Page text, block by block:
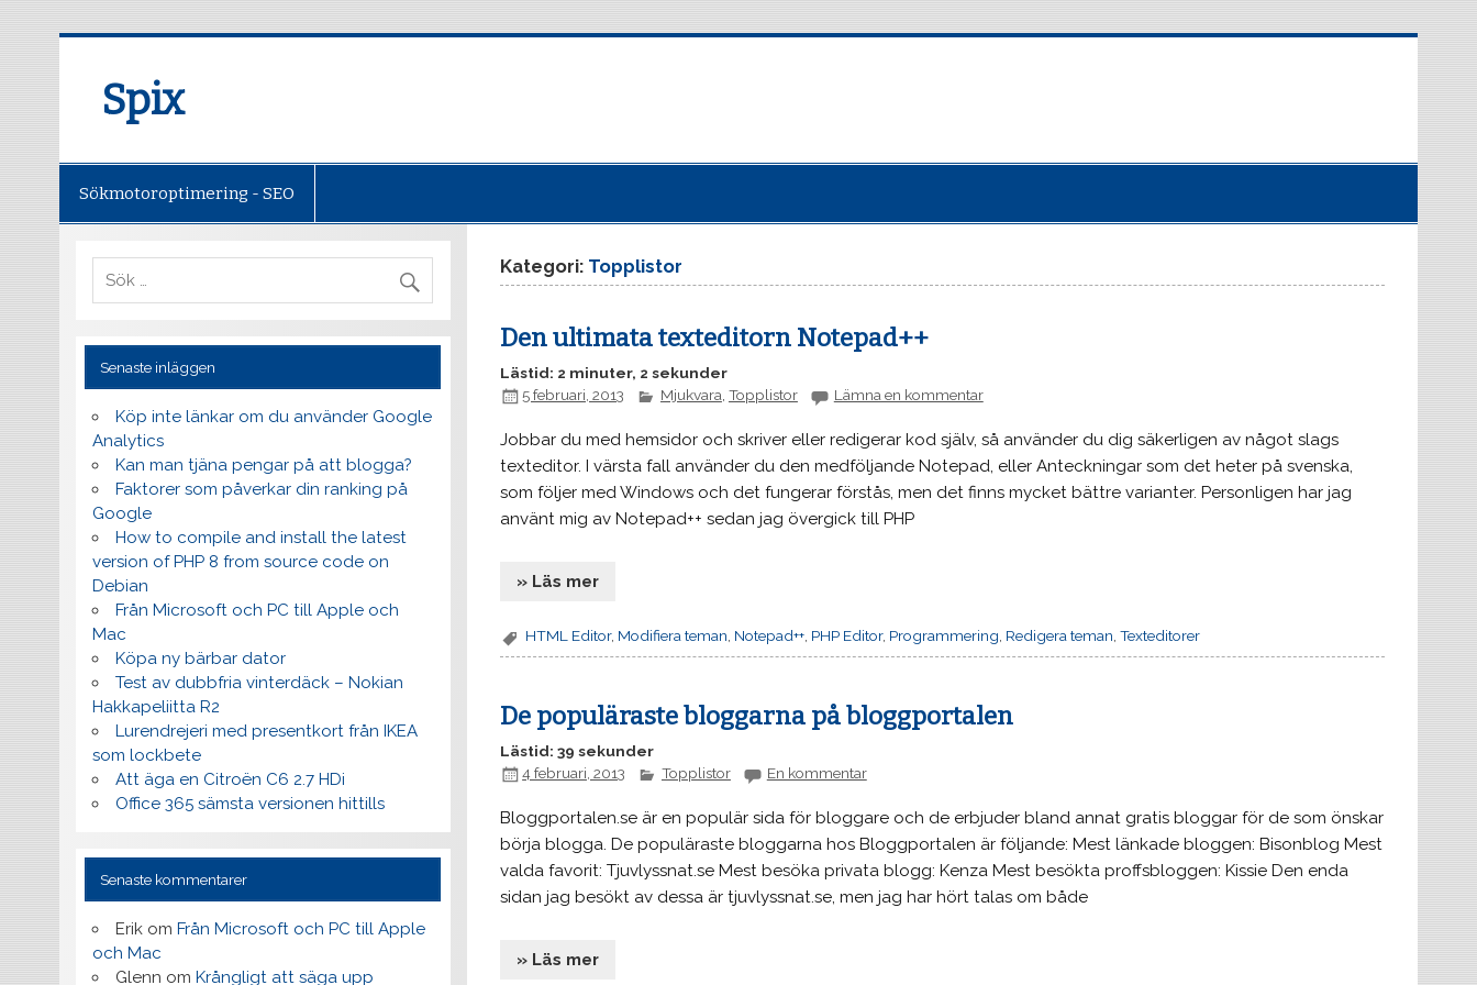
Spix
Sökmotoroptimering - SEO
Kategori: Topplistor
Den ultimata texteditorn Notepad++
Lästid: 2 minuter, 2 sekunder
5 februari, 2013
Mjukvara, Topplistor Lämna en kommentar
Jobbar du med hemsidor och skriver eller redigerar kod själv, så använder du dig säkerligen av något slags
texteditor. I värsta fall använder du den medföljande Notepad, eller Anteckningar som det heter på svenska,
som följer med Windows och det fungerar förstås, men det finns mycket bättre varianter. Personligen har jag
använt mig av Notepad++ sedan jag övergick till PHP
» Läs mer
HTML Editor, Modifiera teman, Notepad++, PHP Editor, Programmering, Redigera teman,Texteditorer
De populäraste bloggarna på bloggportalen
Lästid: 39 sekunder
4 februari, 2013
Topplistor En kommentar
Bloggportalen.se är en populär sida för bloggare och de erbjuder bland annat gratis bloggar för de som önskar
börja blogga. De populäraste bloggarna hos Bloggportalen är följande: Mest länkade bloggen: Bisonblog Mest
valda favorit: Tjuvlyssnat.se Mest besöka privata blogg: Kenza Mest besökta proffsbloggen: Kissie Den enda
sidan jag besökt av dessa är tjuvlyssnat.se, men jag har hört talas om både
» Läs mer
Senaste inläggen
Köp inte länkar om du använder Google
Analytics
Kan man tjäna pengar på att blogga?
Faktorer som påverkar din ranking på
Google
How to compile and install the latest
version of PHP 8 from source code on
Debian
Från Microsoft och PC till Apple och
Mac
Köpa ny bärbar dator
Test av dubbfria vinterdäck – Nokian
Hakkapeliitta R2
Lurendrejeri med presentkort från IKEA
som lockbete
Att äga en Citroën C6 2.7 HDi
Office 365 sämsta versionen hittills
Senaste kommentarer
Erik omFrån Microsoft och PC till Apple
och Mac
Glenn omKrångligt att säga upp